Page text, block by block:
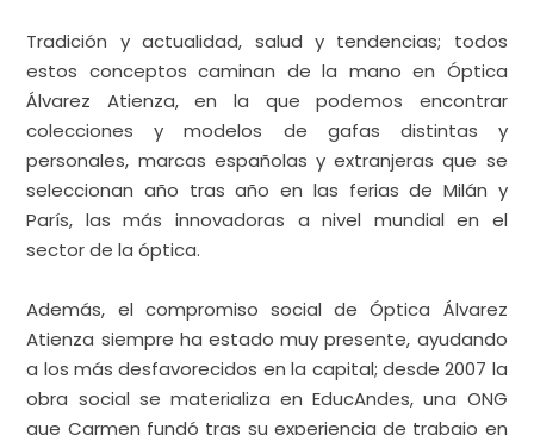
una óptica museo”, señalan algunos clientes.
Tradición y actualidad, salud y tendencias; todos
estos conceptos caminan de la mano en Óptica
Álvarez Atienza, en la que podemos encontrar
colecciones y modelos de gafas distintas y
personales, marcas españolas y extranjeras que se
seleccionan año tras año en las ferias de Milán y
sector de la óptica.
Además, el compromiso social de Óptica Álvarez
Atienza siempre ha estado muy presente, ayudando
a los más desfavorecidos en la capital; desde 2007 la